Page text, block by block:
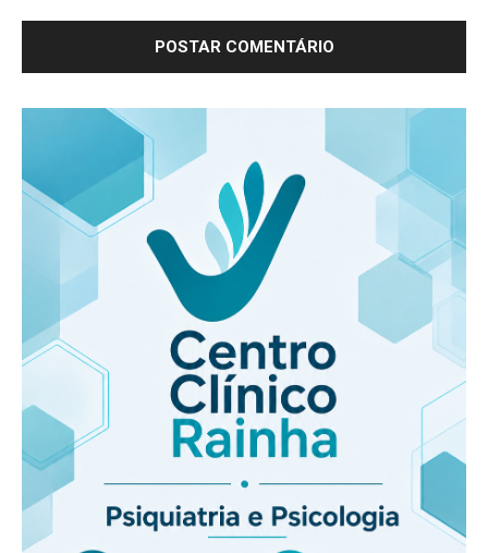
-Publicidade -